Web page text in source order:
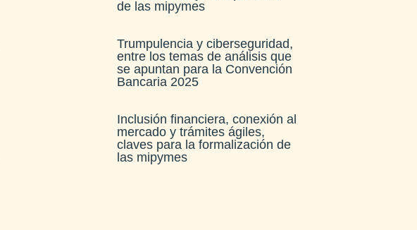
de las mipymes
Trumpulencia y ciberseguridad,
entre los temas de análisis que
se apuntan para la Convención
Bancaria 2025
Inclusión financiera, conexión al
mercado y trámites ágiles,
claves para la formalización de
las mipymes